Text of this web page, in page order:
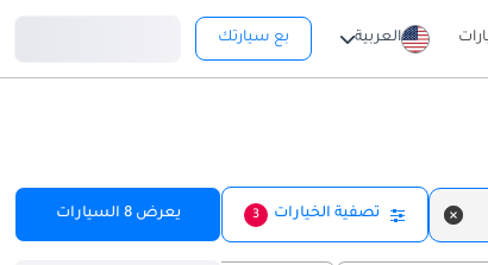
العربية بع سيارتك
تصفية الخيارات 3 يعرض8 السيارات